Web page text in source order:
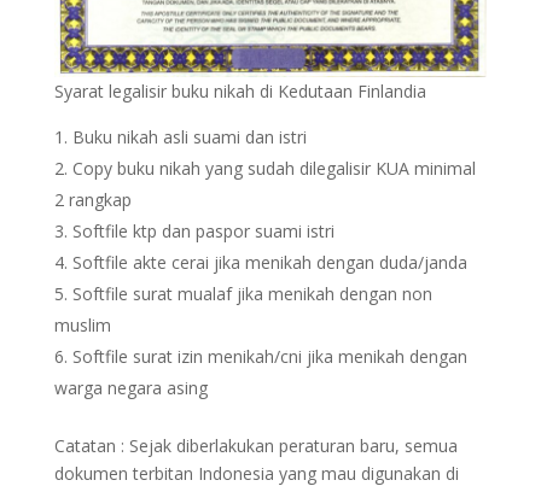
Syarat legalisir buku nikah di Kedutaan Finlandia
Buku nikah asli suami dan istri
Copy buku nikah yang sudah dilegalisir KUA minimal
2 rangkap
Softfile ktp dan paspor suami istri
Softfile akte cerai jika menikah dengan duda/janda
Softfile surat mualaf jika menikah dengan non
muslim
Softfile surat izin menikah/cni jika menikah dengan
warga negara asing
Catatan : Sejak diberlakukan peraturan baru, semua
dokumen terbitan Indonesia yang mau digunakan di